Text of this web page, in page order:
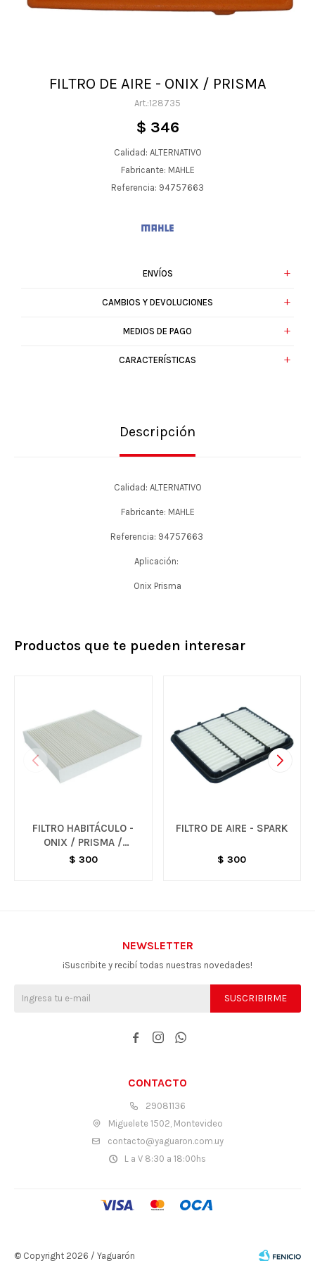
FILTRO DE AIRE - ONIX / PRISMA
128735
$ 346
Calidad: ALTERNATIVO
Fabricante: MAHLE
Referencia: 94757663
ENVÍOS
CAMBIOS Y DEVOLUCIONES
MEDIOS DE PAGO
CARACTERÍSTICAS
Descripción
Calidad: ALTERNATIVO
Fabricante: MAHLE
Referencia: 94757663
Aplicación:
Onix Prisma
Productos que te pueden interesar
FILTRO HABITÁCULO -
ONIX / PRISMA /
COBALT / SPIN
$ 300
FILTRO DE AIRE - SPARK
$ 300
CONTACTO
29081136
Miguelete 1502, Montevideo
contacto@yaguaron.com.uy
L a V 8:30 a 18:00hs
NEWSLETTER
¡Suscribite y recibí todas nuestras novedades!
SUSCRIBIRME
  
© Copyright 2026 / Yaguarón